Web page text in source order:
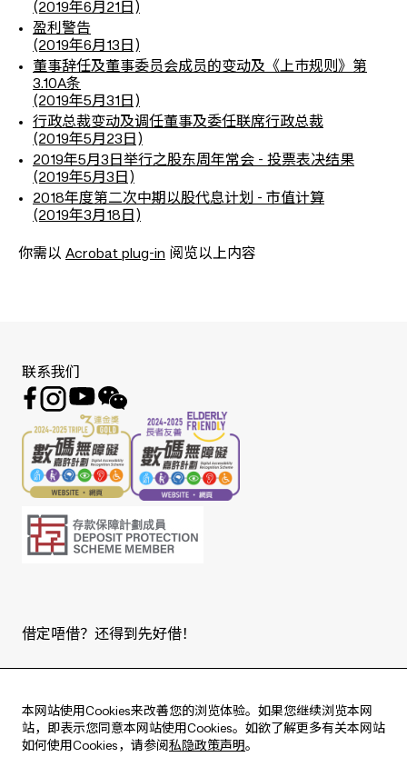
(2019年6月21日)
盈利警告
(2019年6月13日)
董事辞任及董事委员会成员的变动及《上巿规则》第
3.10A条
(2019年5月31日)
行政总裁变动及调任董事及委任联席行政总裁
(2019年5月23日)
2019年5月3日举行之股东周年常会 - 投票表决结果
(2019年5月3日)
2018年度第二次中期以股代息计划 - 市值计算
(2019年3月18日)
你需以 Acrobat plug-in 阅览以上内容
本网站使用Cookies来改善您的浏览体验。如果您继续浏览本网
站，即表示您同意本网站使用Cookies。如欲了解更多有关本网站
如何使用Cookies，请参阅 私隐政策声明。
联系我们
借定唔借？还得到先好借！